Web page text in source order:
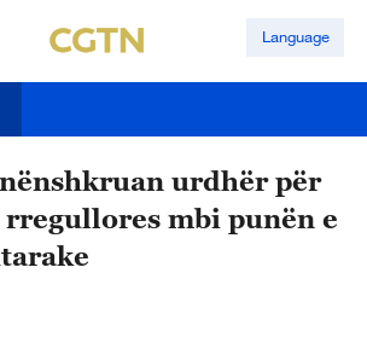
Language
urdhër për
mbi punën e